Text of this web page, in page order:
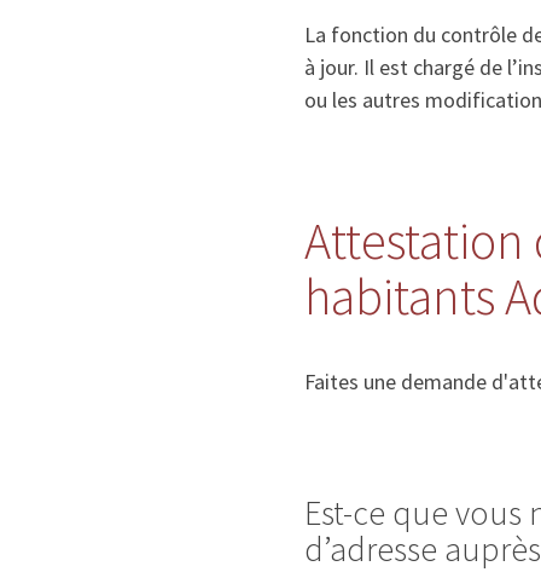
La fonction du contrôle
à jour. Il est chargé de
ou les autres
Attestation
habitants
Faites une demande
Est-ce que
d’adresse